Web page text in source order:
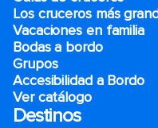
Los cruceros más
Vacaciones en familia
Bodas a bordo
Grupos
Accesibilidad a Bordo
Ver catálogo
Destinos